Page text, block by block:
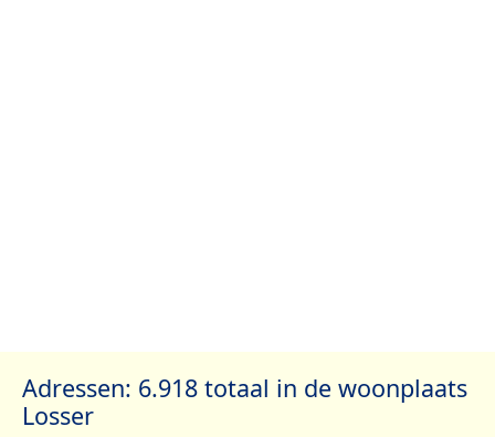
Adressen: 6.918 totaal in de woonplaats
Losser